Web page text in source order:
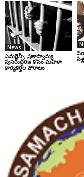
News
ఎమర్జెన్సీ: ప్రజాస్వామ్య
పునరుద్ధరణ కోసం మహిళా
కార్యకర్తల పోరాటం